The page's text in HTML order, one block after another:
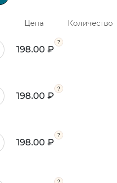
Цена Количество
198.00 ₽
198.00 ₽
198.00 ₽